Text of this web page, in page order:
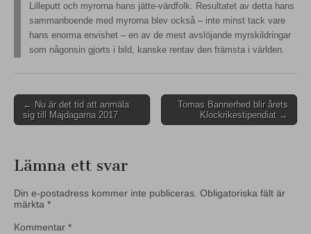
Lilleputt och myrorna hans jätte-värdfolk. Resultatet av detta hans
sammanboende med myrorna blev också – inte minst tack vare
hans enorma envishet – en av de mest avslöjande myrskildringar
som någonsin gjorts i bild, kanske rentav den främsta i världen.
Post
navigation
← Nu är det tid att anmäla
sig till Majdagarna 2017
Tomas Bannerhed blir årets
Klockrikestipendiat →
Lämna ett svar
Din e-postadress kommer inte publiceras. Obligatoriska fält är
märkta *
Kommentar *